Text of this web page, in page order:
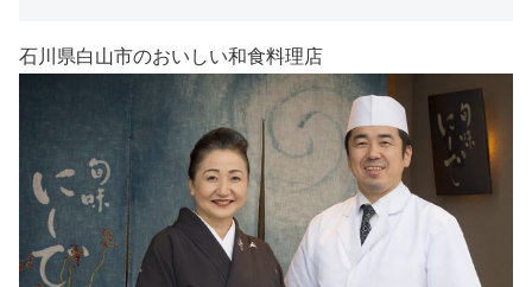
石川県白山市のおいしい和食料理店